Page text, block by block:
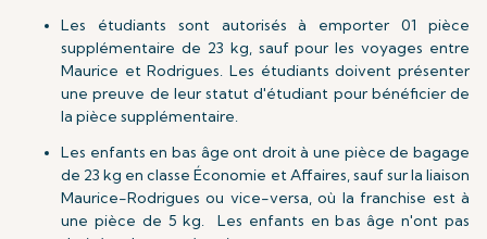
Les étudiants sont autorisés à emporter 01 pièce
supplémentaire de 23 kg, sauf pour les voyages entre
Maurice et Rodrigues. Les étudiants doivent présenter
une preuve de leur statut d'étudiant pour bénéficier de
la pièce supplémentaire.
Les enfants en bas âge ont droit à une pièce de bagage
de 23 kg en classe Économie et Affaires, sauf sur la liaison
Maurice-Rodrigues ou vice-versa, où la franchise est à
une pièce de 5 kg. Les enfants en bas âge n'ont pas